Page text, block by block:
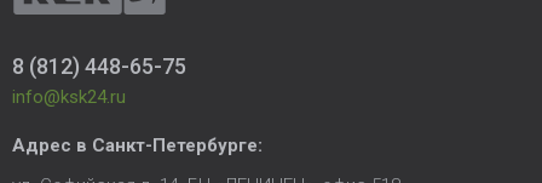
8 (812) 448-65-75
info@ksk24.ru
Адрес в Санкт-Петербурге: